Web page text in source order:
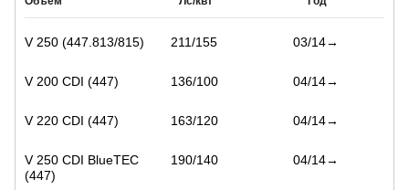
V 250 (447.813/815) 211/155 03/14→
V 200 CDI (447) 136/100 04/14→
V 220 CDI (447) 163/120 04/14→
V 250 CDI BlueTEC
(447)
190/140 04/14→
Замена масла в Санкт-
Петербурге